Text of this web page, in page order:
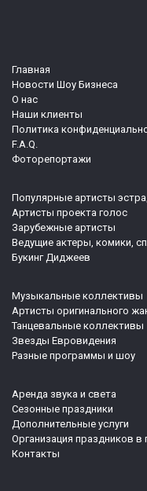
Главная
Новости Шоу Бизнеса
О нас
Наши клиенты
Политика
F.A.Q.
Фоторепортажи
Популярные артисты
Артисты проекта голос
Зарубежные артисты
Ведущие актеры, комики,
Букинг Диджеев
Музыкальные коллективы
Артисты оригинального
Танцевальные коллективы
Звезды Евровидения
Разные программы и шоу
Аренда звука и света
Сезонные праздники
Дополнительные услуги
Организация праздников в
Контакты